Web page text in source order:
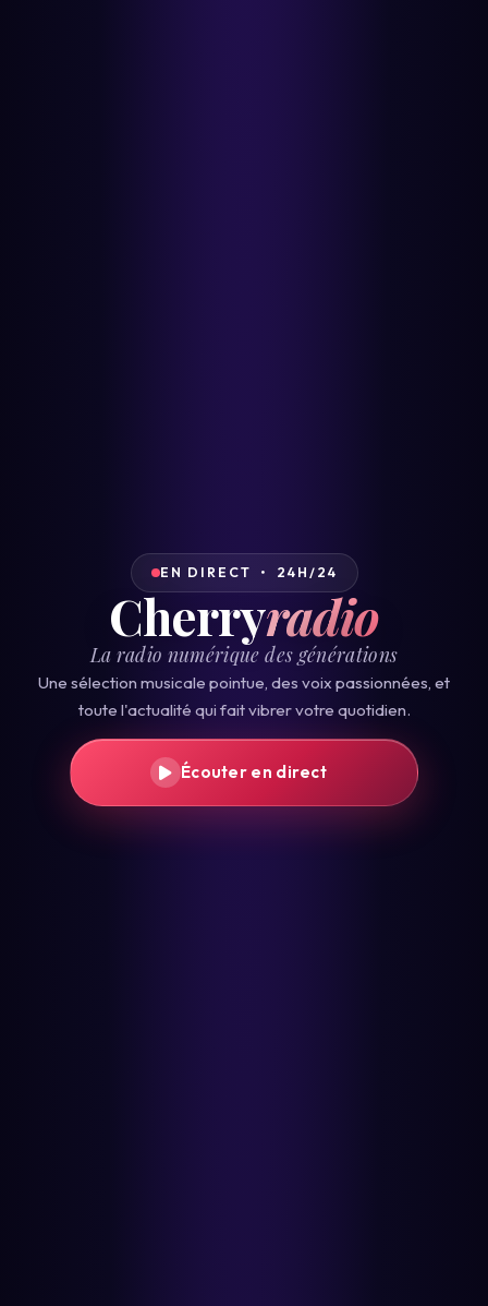
EN DIRECT • 24H/24
Cherryradio
La radio numérique des générations
Une sélection musicale pointue, des voix passionnées, et
toute l'actualité qui fait vibrer votre quotidien.
Écouter en direct